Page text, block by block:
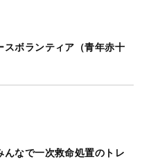
スボランティア（青年赤十
なで一次救命処置のトレ